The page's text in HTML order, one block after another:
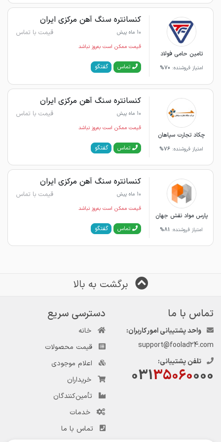
تامین حامی فولاد
امتیاز فروشنده: 70%
کنسانتره سنگ آهن مرکزی ایران
10 ماه پیش قیمت با تماس
قیمت ممکن است به‌روز نباشد
تماس گفتگو
چکاد تجارت سپاهان
امتیاز فروشنده: 76%
کنسانتره سنگ آهن مرکزی ایران
10 ماه پیش قیمت با تماس
قیمت ممکن است به‌روز نباشد
تماس گفتگو
پارس مواد نقش جهان
امتیاز فروشنده: 81%
کنسانتره سنگ آهن مرکزی ایران
10 ماه پیش قیمت با تماس
قیمت ممکن است به‌روز نباشد
تماس گفتگو
برگشت به بالا
تماس با ما
واحد پشتیبانی امور کاربران:
support@foolad24.com
تلفن پشتیبانی:
03135060000
دسترسی سریع
خانه
قیمت محصولات
اعلام موجودی
خریداران
تأمین‌کنندگان
خدمات
تماس با ما